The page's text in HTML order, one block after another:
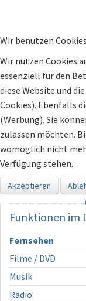
Funktionen im
Fernsehen
Filme / DVD
Musik
Radio
Wir benutzen Cookies
Wir nutzen Cookies
essenziell für den
diese Website und
Cookies). Ebenfalls
(Werbung). Sie
zulassen möchten.
womöglich nicht
Verfügung stehen.
Akzeptieren